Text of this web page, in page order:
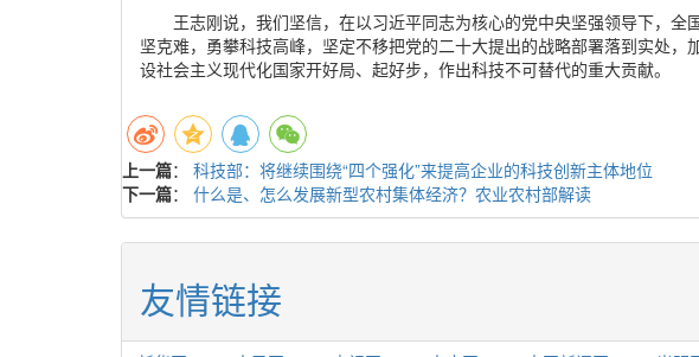
王志刚说，我们坚信，在以习近平同志为核心的党中央坚强领导下，全
坚克难，勇攀科技高峰，坚定不移把党的二十大提出的战略部署落到实处，
设社会主义现代化国家开好局、起好步，作出科技不可替代的重大贡献。
上一篇： 科技部：将继续围绕“四个强化”来提高企业的科技创新主体地位
下一篇： 什么是、怎么发展新型农村集体经济？农业农村部解读
友情链接